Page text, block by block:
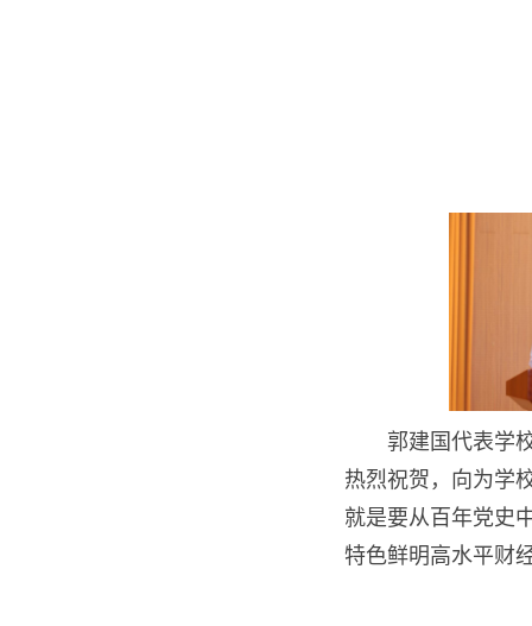
郭建国代表学
热烈祝贺，向为学
就是要从百年党史
特色鲜明高水平财